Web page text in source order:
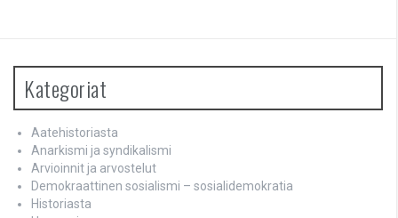
Kategoriat
Aatehistoriasta
Anarkismi ja syndikalismi
Arvioinnit ja arvostelut
Demokraattinen sosialismi – sosialidemokratia
Historiasta